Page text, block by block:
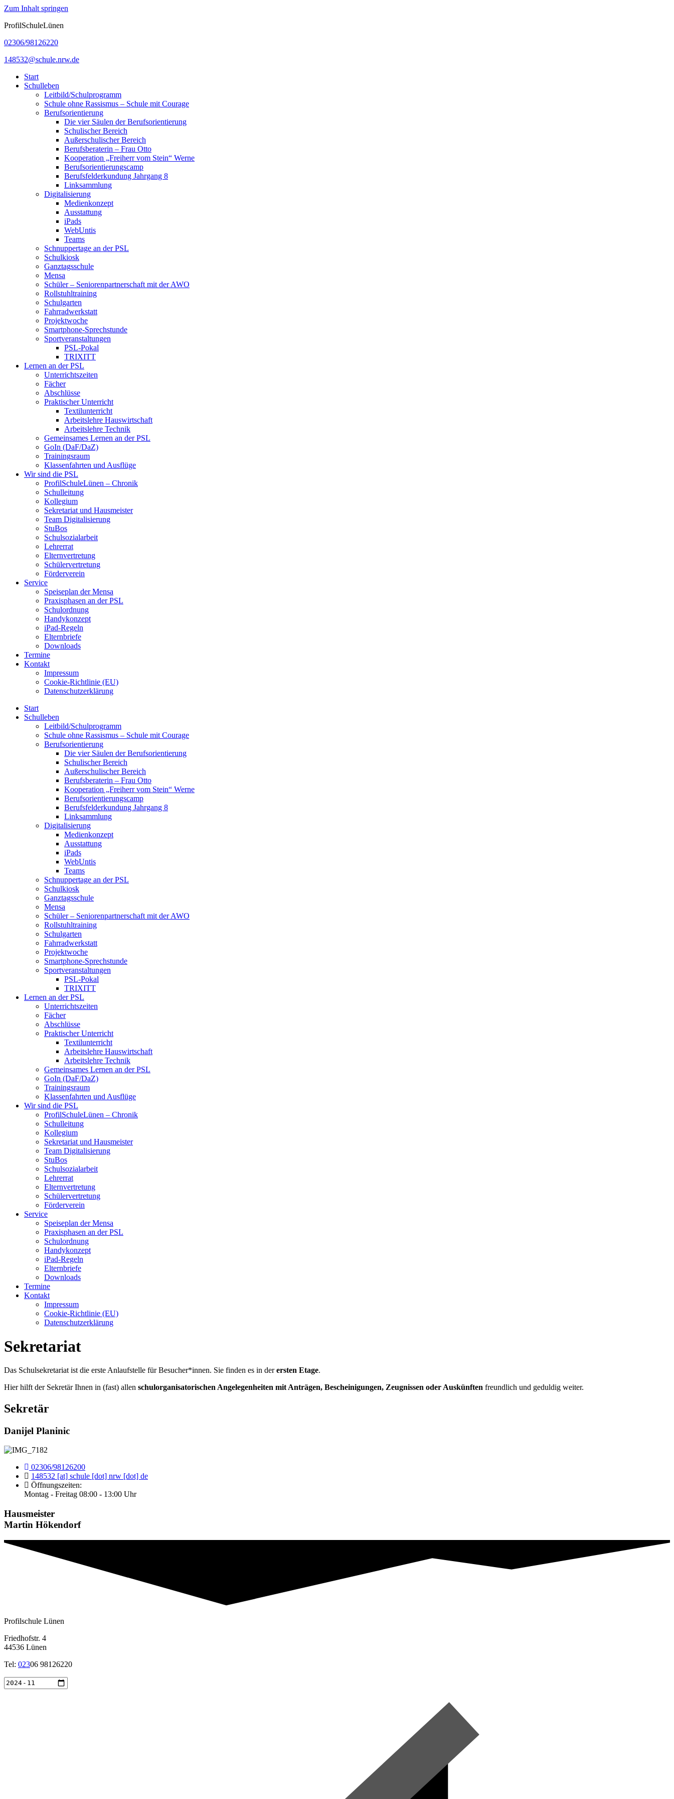
Zum Inhalt springen
ProfilSchuleLünen
02306/98126220
148532@schule.nrw.de
Start
Schulleben
Leitbild/Schulprogramm
Schule ohne Rassismus – Schule mit Courage
Berufsorientierung
Die vier Säulen der Berufsorientierung
Schulischer Bereich
Außerschulischer Bereich
Berufsberaterin – Frau Otto
Kooperation „Freiherr vom Stein“ Werne
Berufsorientierungscamp
Berufsfelderkundung Jahrgang 8
Linksammlung
Digitalisierung
Medienkonzept
Ausstattung
iPads
WebUntis
Teams
Schnuppertage an der PSL
Schulkiosk
Ganztagsschule
Mensa
Schüler – Seniorenpartnerschaft mit der AWO
Rollstuhltraining
Schulgarten
Fahrradwerkstatt
Projektwoche
Smartphone-Sprechstunde
Sportveranstaltungen
PSL-Pokal
TRIXITT
Lernen an der PSL
Unterrichtszeiten
Fächer
Abschlüsse
Praktischer Unterricht
Textilunterricht
Arbeitslehre Hauswirtschaft
Arbeitslehre Technik
Gemeinsames Lernen an der PSL​
GoIn (DaF/DaZ)
Trainingsraum
Klassenfahrten und Ausflüge
Wir sind die PSL
ProfilSchuleLünen – Chronik
Schulleitung
Kollegium
Sekretariat und Hausmeister
Team Digitalisierung
StuBos
Schulsozialarbeit
Lehrerrat
Elternvertretung
Schülervertretung
Förderverein
Service
Speiseplan der Mensa
Praxisphasen an der PSL
Schulordnung
Handykonzept
iPad-Regeln
Elternbriefe
Downloads
Termine
Kontakt
Impressum
Cookie-Richtlinie (EU)
Datenschutzerklärung
Start
Schulleben
Leitbild/Schulprogramm
Schule ohne Rassismus – Schule mit Courage
Berufsorientierung
Die vier Säulen der Berufsorientierung
Schulischer Bereich
Außerschulischer Bereich
Berufsberaterin – Frau Otto
Kooperation „Freiherr vom Stein“ Werne
Berufsorientierungscamp
Berufsfelderkundung Jahrgang 8
Linksammlung
Digitalisierung
Medienkonzept
Ausstattung
iPads
WebUntis
Teams
Schnuppertage an der PSL
Schulkiosk
Ganztagsschule
Mensa
Schüler – Seniorenpartnerschaft mit der AWO
Rollstuhltraining
Schulgarten
Fahrradwerkstatt
Projektwoche
Smartphone-Sprechstunde
Sportveranstaltungen
PSL-Pokal
TRIXITT
Lernen an der PSL
Unterrichtszeiten
Fächer
Abschlüsse
Praktischer Unterricht
Textilunterricht
Arbeitslehre Hauswirtschaft
Arbeitslehre Technik
Gemeinsames Lernen an der PSL​
GoIn (DaF/DaZ)
Trainingsraum
Klassenfahrten und Ausflüge
Wir sind die PSL
ProfilSchuleLünen – Chronik
Schulleitung
Kollegium
Sekretariat und Hausmeister
Team Digitalisierung
StuBos
Schulsozialarbeit
Lehrerrat
Elternvertretung
Schülervertretung
Förderverein
Service
Speiseplan der Mensa
Praxisphasen an der PSL
Schulordnung
Handykonzept
iPad-Regeln
Elternbriefe
Downloads
Termine
Kontakt
Impressum
Cookie-Richtlinie (EU)
Datenschutzerklärung
Sekretariat
Das Schulsekretariat ist die erste Anlaufstelle für Besucher*innen. Sie finden es in derersten Etage.
Hier hilft der Sekretär Ihnen in (fast) allen schulorganisatorischen Angelegenheiten mit Anträgen, Bescheinigungen, Zeugnissen oder Auskünften freundlich und geduldig weiter.
Sekretär
Danijel Planinic
02306/98126200
148532 [at] schule [dot] nrw [dot] de
Öffnungszeiten:
Montag - Freitag 08:00 - 13:00 Uhr
Hausmeister
Martin Hökendorf
Profilschule Lünen
Friedhofstr. 4
44536 Lünen
Tel: 02306 98126220